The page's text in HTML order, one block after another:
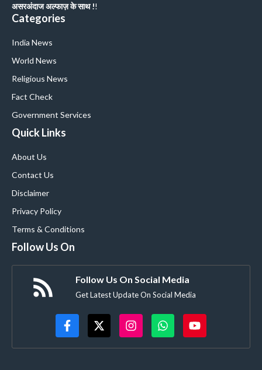
असरअंदाज अल्फाज़ के साथ !!
Categories
India News
World News
Religious News
Fact Check
Government Services
Quick Links
About Us
Contact Us
Disclaimer
Privacy Policy
Terms & Conditions
Follow Us On
Follow Us On Social Media
Get Latest Update On Social Media